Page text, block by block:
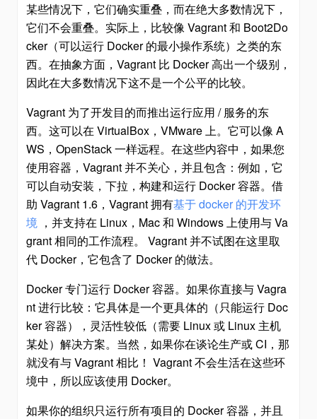
某些情况下，它们确实重叠，而在绝大多数情况下，
它们不会重叠。实际上，比较像 Vagrant 和 Boot2Do
cker（可以运行 Docker 的最小操作系统）之类的东
西。在抽象方面，Vagrant 比 Docker 高出一个级别，
因此在大多数情况下这不是一个公平的比较。
Vagrant 为了开发目的而推出运行应用 / 服务的东
西。这可以在 VirtualBox，VMware 上。它可以像 A
WS，OpenStack 一样远程。在这些内容中，如果您
使用容器，Vagrant 并不关心，并且包含：例如，它
可以自动安装，下拉，构建和运行 Docker 容器。借
助 Vagrant 1.6，Vagrant 拥有基于 docker 的开发环
境 ，并支持在 Linux，Mac 和 Windows 上使用与 Va
grant 相同的工作流程。 Vagrant 并不试图在这里取
代 Docker，它包含了 Docker 的做法。
Docker 专门运行 Docker 容器。如果你直接与 Vagra
nt 进行比较：它具体是一个更具体的（只能运行 Doc
ker 容器），灵活性较低（需要 Linux 或 Linux 主机
某处）解决方案。当然，如果你在谈论生产或 CI，那
就没有与 Vagrant 相比！ Vagrant 不会生活在这些环
境中，所以应该使用 Docker。
如果你的组织只运行所有项目的 Docker 容器，并且